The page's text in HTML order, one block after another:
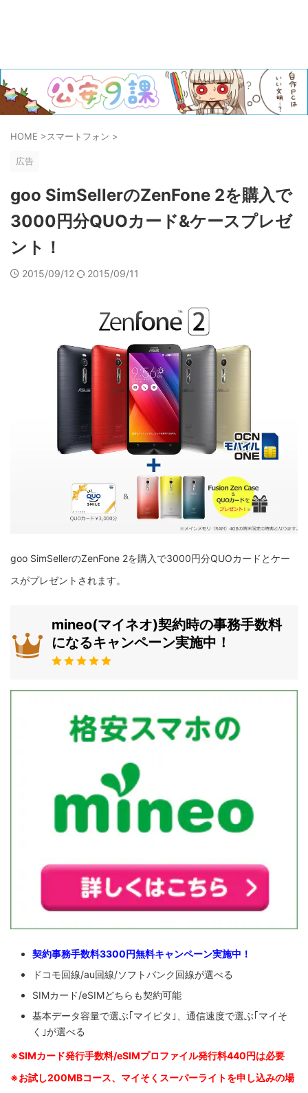
HOME >スマートフォン >
広告
goo SimSellerのZenFone 2を購入で
3000円分QUOカード&ケースプレゼ
ント！
2015/09/12 2015/09/11
goo SimSellerのZenFone 2を購入で3000円分QUOカードとケー
スがプレゼントされます。
mineo(マイネオ)契約時の事務手数料
になるキャンペーン実施中！
契約事務手数料3300円無料キャンペーン実施中！
ドコモ回線/au回線/ソフトバンク回線が選べる
SIMカード/eSIMどちらも契約可能
基本データ容量で選ぶ｢マイピタ｣、通信速度で選ぶ｢マイそ
く｣が選べる
※SIMカード発行手数料/eSIMプロファイル発行料440円は必要
※お試し200MBコース、マイそくスーパーライトを申し込みの場